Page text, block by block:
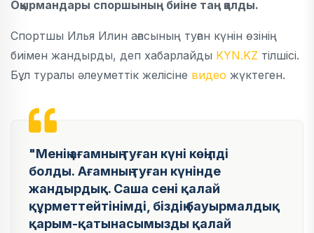
Оқырмандары споршының биіне таң қалды.
Спортшы Илья Илин ағасының туған күнін өзінің
биімен жандырды, деп хабарлайды KYN.KZ тілшісі.
Бұл туралы әлеуметтік желісіне видео жүктеген.
"Менің ағамның туған күні көңілді
болды. Ағамның туған күнінде
жандырдық. Саша сені қалай
құрметтейтінімді, біздің бауырмалдық
қарым-қатынасымызды қалай